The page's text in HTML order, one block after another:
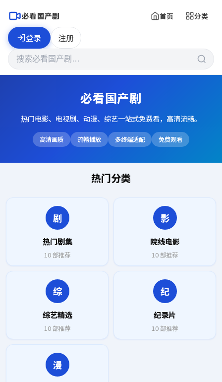
必看国产剧 首页 分类
登录 注册
必看国产剧
热门电影、电视剧、动漫、综艺一站式免费看，高清流畅。
高清画质 流畅播放 多终端适配 免费观看
热门分类
剧
热门剧集
10部推荐
影
院线电影
10部推荐
综
综艺精选
10部推荐
纪
纪录片
10部推荐
漫